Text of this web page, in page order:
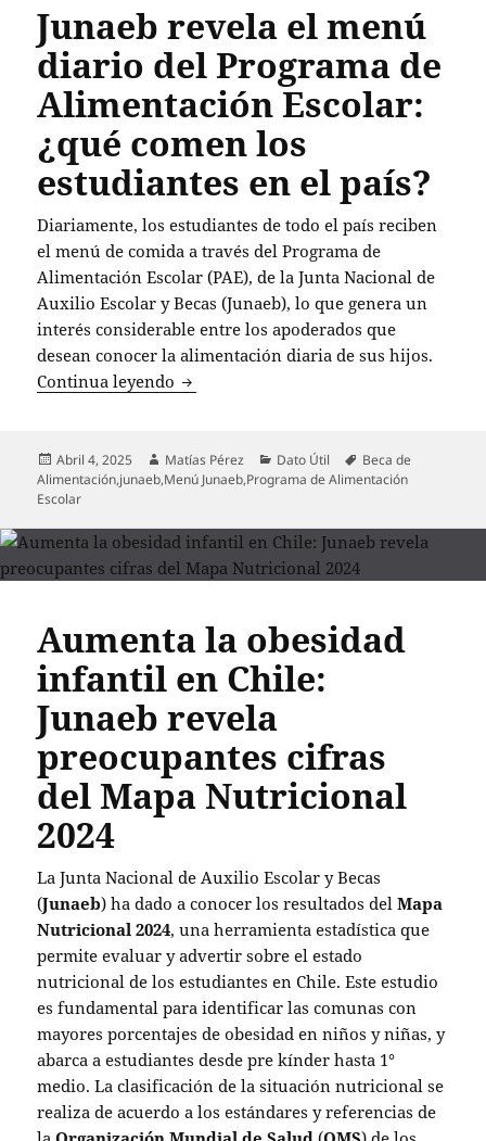
Junaeb revela el menú
diario del Programa de
Alimentación Escolar:
¿qué comen los
estudiantes en el país?
Diariamente, los estudiantes de todo el país reciben
el menú de comida a través del Programa de
Alimentación Escolar (PAE), de la Junta Nacional de
Auxilio Escolar y Becas (Junaeb), lo que genera un
interés considerable entre los apoderados que
desean conocer la alimentación diaria de sus hijos.
Continua leyendo Junaeb revela el menú diario del
Publicado
el
Abril 4, 2025 Autor
Matías Pérez Categorías
Dato Útil Etiquetas
Beca de
Alimentación,junaeb,Menú Junaeb,Programa de Alimentación
Escolar
Aumenta la obesidad
infantil en Chile:
Junaeb revela
preocupantes cifras
del Mapa Nutricional
2024
La Junta Nacional de Auxilio Escolar y Becas
(Junaeb) ha dado a conocer los resultados delMapa
Nutricional 2024, una herramienta estadística que
permite evaluar y advertir sobre el estado
nutricional de los estudiantes en Chile. Este estudio
es fundamental para identificar las comunas con
mayores porcentajes de obesidad en niños y niñas, y
abarca a estudiantes desde pre kínder hasta 1°
medio. La clasificación de la situación nutricional se
realiza de acuerdo a los estándares y referencias de